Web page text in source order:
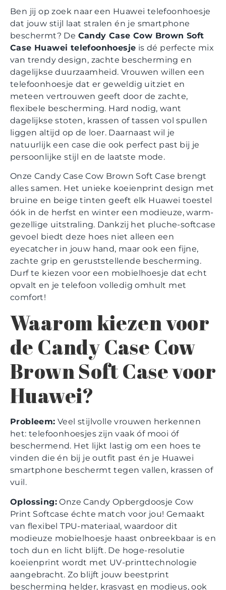
Ben jij op zoek naar een Huawei telefoonhoesje
dat jouw stijl laat stralen én je smartphone
beschermt? De Candy Case Cow Brown Soft
Case Huawei telefoonhoesje is dé perfecte mix
van trendy design, zachte bescherming en
dagelijkse duurzaamheid. Vrouwen willen een
telefoonhoesje dat er geweldig uitziet en
meteen vertrouwen geeft door de zachte,
flexibele bescherming. Hard nodig, want
dagelijkse stoten, krassen of tassen vol spullen
liggen altijd op de loer. Daarnaast wil je
natuurlijk een case die ook perfect past bij je
persoonlijke stijl en de laatste mode.
Onze Candy Case Cow Brown Soft Case brengt
alles samen. Het unieke koeienprint design met
bruine en beige tinten geeft elk Huawei toestel
óók in de herfst en winter een modieuze, warm-
gezellige uitstraling. Dankzij het pluche-softcase
gevoel biedt deze hoes niet alleen een
eyecatcher in jouw hand, maar ook een fijne,
zachte grip en geruststellende bescherming.
Durf te kiezen voor een mobielhoesje dat echt
opvalt en je telefoon volledig omhult met
comfort!
Waarom kiezen voor
de Candy Case Cow
Brown Soft Case voor
Huawei?
Probleem: Veel stijlvolle vrouwen herkennen
het: telefoonhoesjes zijn vaak óf mooi óf
beschermend. Het lijkt lastig om een hoes te
vinden die én bij je outfit past én je Huawei
smartphone beschermt tegen vallen, krassen of
vuil.
Oplossing: Onze Candy Opbergdoosje Cow
Print Softcase échte match voor jou! Gemaakt
van flexibel TPU-materiaal, waardoor dit
modieuze mobielhoesje haast onbreekbaar is en
toch dun en licht blijft. De hoge-resolutie
koeienprint wordt met UV-printtechnologie
aangebracht. Zo blijft jouw beestprint
bescherming helder, krasvast en modieus, ook